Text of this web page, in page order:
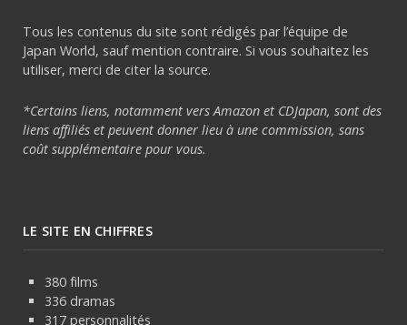
Tous les contenus du site sont rédigés par l’équipe de
Japan World, sauf mention contraire. Si vous souhaitez les
utiliser, merci de citer la source.
*Certains liens, notamment vers Amazon et CDJapan, sont des
liens affiliés et peuvent donner lieu à une commission, sans
coût supplémentaire pour vous.
LE SITE EN CHIFFRES
380 films
336 dramas
317 personnalités